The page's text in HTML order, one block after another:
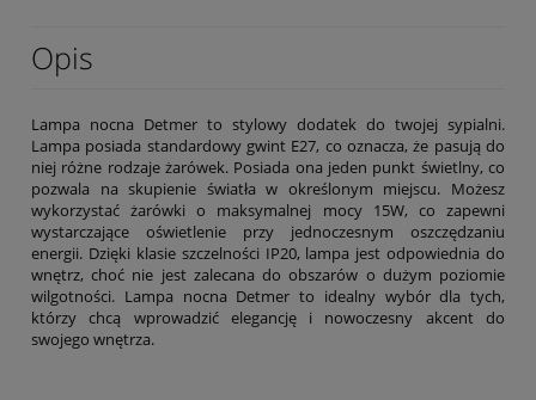
Opis
Lampa nocna Detmer to stylowy dodatek do twojej sypialni.
Lampa posiada standardowy gwint E27, co oznacza, że pasują do
niej różne rodzaje żarówek. Posiada ona jeden punkt świetlny, co
pozwala na skupienie światła w określonym miejscu. Możesz
wykorzystać żarówki o maksymalnej mocy 15W, co zapewni
wystarczające oświetlenie przy jednoczesnym oszczędzaniu
energii. Dzięki klasie szczelności IP20, lampa jest odpowiednia do
wnętrz, choć nie jest zalecana do obszarów o dużym poziomie
wilgotności. Lampa nocna Detmer to idealny wybór dla tych,
którzy chcą wprowadzić elegancję i nowoczesny akcent do
swojego wnętrza.